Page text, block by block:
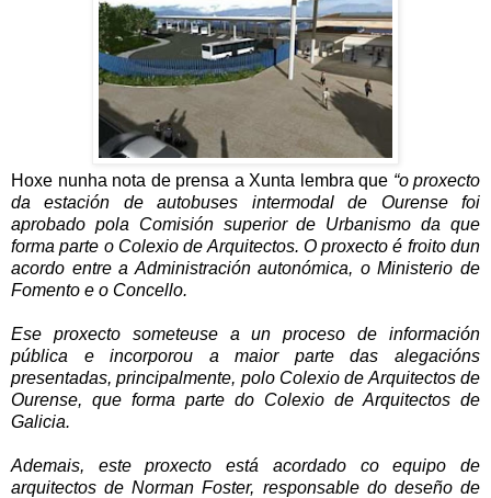
Hoxe nunha nota de prensa a Xunta lembra que “o proxecto
da estación de autobuses intermodal de Ourense foi
aprobado pola Comisión superior de Urbanismo da que
forma parte o Colexio de Arquitectos. O proxecto é froito dun
acordo entre a Administración autonómica, o Ministerio de
Fomento e o Concello.
Ese proxecto someteuse a un proceso de información
pública e incorporou a maior parte das alegacións
presentadas, principalmente, polo Colexio de Arquitectos de
Ourense, que forma parte do Colexio de Arquitectos de
Galicia.
Ademais, este proxecto está acordado co equipo de
arquitectos de Norman Foster, responsable do deseño de